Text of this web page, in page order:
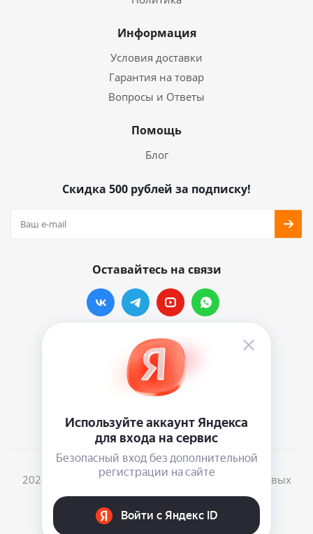
Информация
Условия доставки
Гарантия на товар
Вопросы и Ответы
Помощь
Блог
Скидка 500 рублей за подписку!
Оставайтесь на связи
Наши контакты
info@vinylmarkt.ru
2026 © Винилмаркт - интернет-магазин виниловых
пластинок